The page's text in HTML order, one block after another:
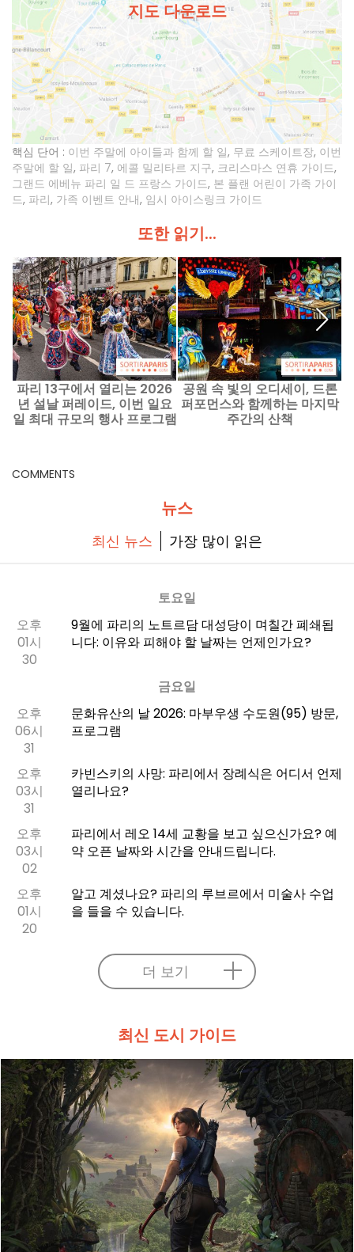
지도 다운로드
핵심 단어 : 이번 주말에 아이들과 함께 할 일, 무료 스케이트장, 이번
주말에 할 일, 파리 7, 에콜 밀리타르 지구, 크리스마스 연휴 가이드,
그랜드 에베뉴 파리 일 드 프랑스 가이드, 본 플랜 어린이 가족 가이
드, 파리, 가족 이벤트 안내, 임시 아이스링크 가이드
또한 읽기...
파리 13구에서 열리는 2026
년 설날 퍼레이드, 이번 일요
일 최대 규모의 행사 프로그램
공원 속 빛의 오디세이, 드론
퍼포먼스와 함께하는 마지막
주간의 산책
COMMENTS
뉴스
최신 뉴스 가장 많이 읽은
토요일
오후
01시
30
9월에 파리의 노트르담 대성당이 며칠간 폐쇄됩
니다: 이유와 피해야 할 날짜는 언제인가요?
금요일
오후
06시
31
문화유산의 날 2026: 마부우생 수도원(95) 방문,
프로그램
오후
03시
31
카빈스키의 사망: 파리에서 장례식은 어디서 언제
열리나요?
오후
03시
02
파리에서 레오 14세 교황을 보고 싶으신가요? 예
약 오픈 날짜와 시간을 안내드립니다.
오후
01시
20
알고 계셨나요? 파리의 루브르에서 미술사 수업
을 들을 수 있습니다.
더 보기
최신 도시 가이드